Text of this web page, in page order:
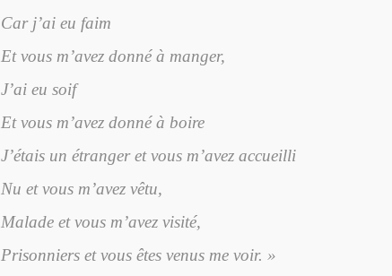
Car j’ai eu faim
Et vous m’avez donné à manger,
J’ai eu soif
Et vous m’avez donné à boire
J’étais un étranger et vous m’avez accueilli
Nu et vous m’avez vêtu,
Malade et vous m’avez visité,
Prisonniers et vous êtes venus me voir. »